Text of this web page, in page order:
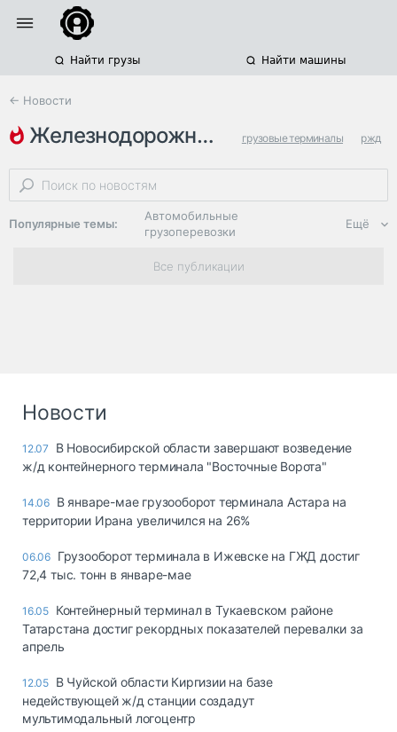
Найти грузы Найти машины
← Новости
железнодорожные терминалы грузовые терминалы ржд
грузооборот
Популярные темы:
Автомобильные
грузоперевозки
Региональная
логистика
опасные грузы
страхование
Склады и
грузовые
Коммерческий
транспорт
Автосервис,
запчасти, шины
Ещё
Все публикации
Новости
12.07
В Новосибирской области завершают возведение
ж/д контейнерного терминала "Восточные Ворота"
14.06 В январе-мае грузооборот терминала Астара на
территории Ирана увеличился на 26%
06.06 Грузооборот терминала в Ижевске на ГЖД достиг
72,4 тыс. тонн в январе-мае
16.05 Контейнерный терминал в Тукаевском районе
Татарстана достиг рекордных показателей перевалки за
апрель
12.05 В Чуйской области Киргизии на базе
недействующей ж/д станции создадут
мультимодальный логоцентр